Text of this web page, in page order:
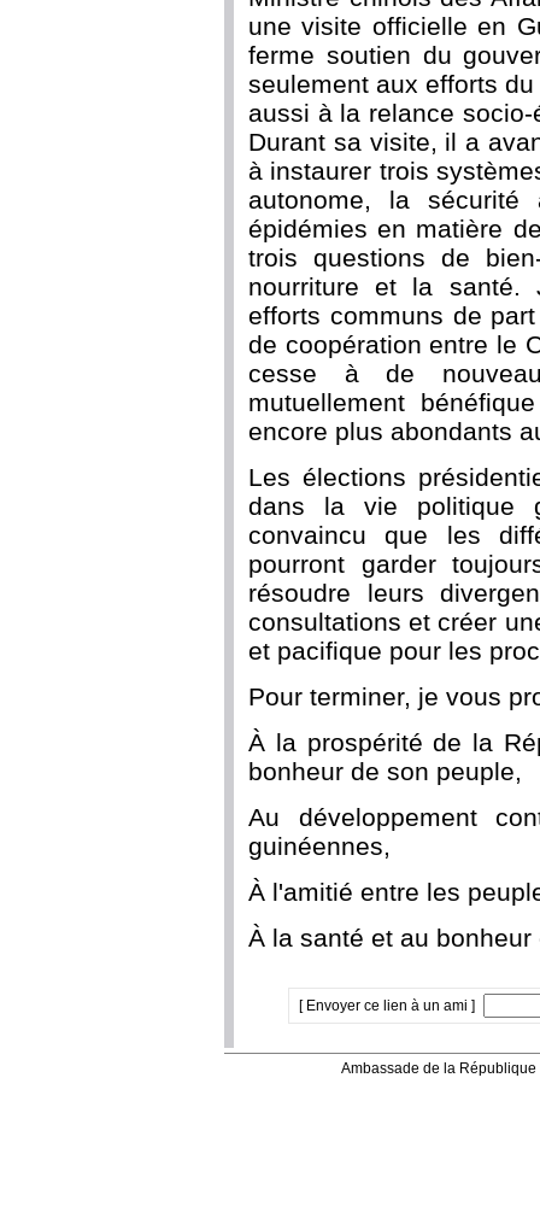
une visite officielle en
ferme soutien du
seulement aux efforts
aussi à la relance
Durant sa visite, il a
à instaurer trois
autonome, la
épidémies en matière
trois questions de
nourriture et la santé.
efforts communs de
de coopération entre le
cesse à de
mutuellement
encore plus abondants
Les élections
dans la vie politique
convaincu que les
pourront garder
résoudre leurs
consultations et créer
et pacifique pour les
Pour terminer, je vous
À la prospérité de la
bonheur de son peuple,
Au développement
guinéennes,
À l'amitié entre les
À la santé et au
[ Envoyer ce lien à un ami ]
Ambassade de la